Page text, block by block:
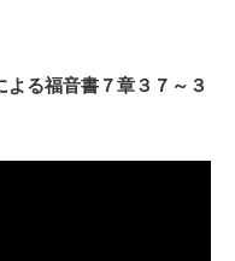
る福音書７章３７～３